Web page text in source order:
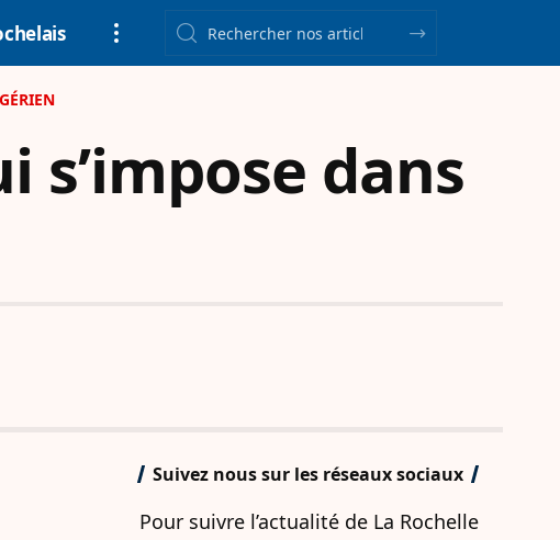
dans
Suivez nous sur les réseaux sociaux
Pour suivre l’actualité de La Rochelle